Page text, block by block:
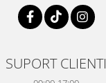
SUPORT CLIENTI